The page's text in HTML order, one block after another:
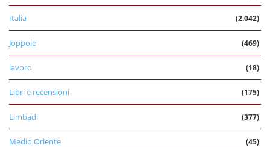
Italia (2.042)
Joppolo (469)
lavoro (18)
Libri e recensioni (175)
Limbadi (377)
Medio Oriente (45)